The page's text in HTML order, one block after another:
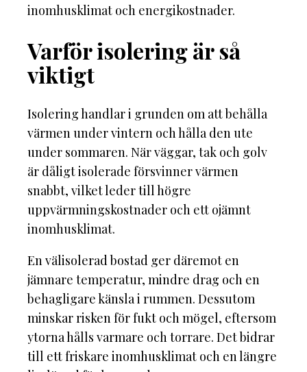
inomhusklimat och energikostnader.
Varför isolering är så
viktigt
Isolering handlar i grunden om att behålla
värmen under vintern och hålla den ute
under sommaren. När väggar, tak och golv
är dåligt isolerade försvinner värmen
snabbt, vilket leder till högre
uppvärmningskostnader och ett ojämnt
inomhusklimat.
En välisolerad bostad ger däremot en
jämnare temperatur, mindre drag och en
behagligare känsla i rummen. Dessutom
minskar risken för fukt och mögel, eftersom
ytorna hålls varmare och torrare. Det bidrar
till ett friskare inomhusklimat och en längre